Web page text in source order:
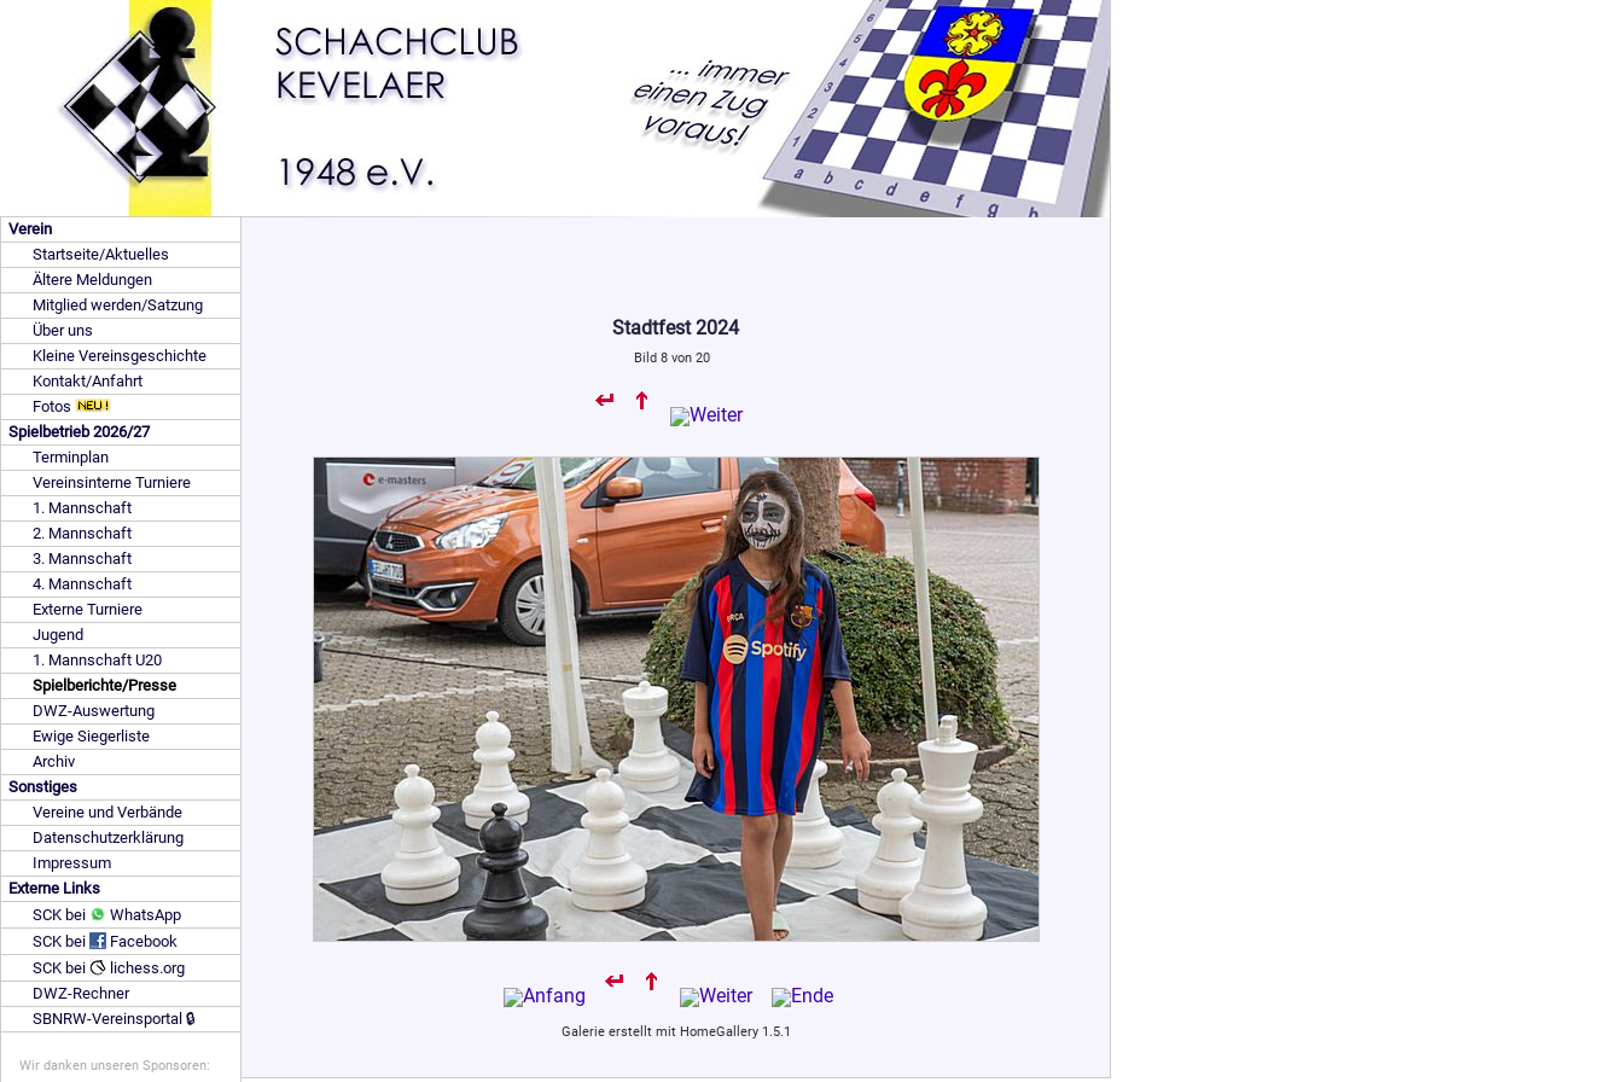
Verein
Startseite/Aktuelles
Ältere Meldungen
Mitglied werden/Satzung
Über uns
Kleine Vereinsgeschichte
Kontakt/Anfahrt
Fotos
Spielbetrieb 2026/27
Terminplan
Vereinsinterne Turniere
1. Mannschaft
2. Mannschaft
3. Mannschaft
4. Mannschaft
Externe Turniere
Jugend
1. Mannschaft U20
Spielberichte/Presse
DWZ-Auswertung
Ewige Siegerliste
Archiv
Sonstiges
Vereine und Verbände
Datenschutzerklärung
Impressum
Externe Links
SCK bei
WhatsApp
SCK bei
Facebook
SCK bei
lichess.org
DWZ-Rechner
SBNRW-Vereinsportal 🔒
Wir danken unseren Sponsoren:
Stadtfest 2024
Bild 8 von 20
Galerie erstellt mit HomeGallery 1.5.1